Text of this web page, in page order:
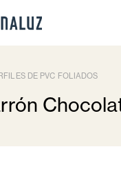
DE PVC FOLIADOS